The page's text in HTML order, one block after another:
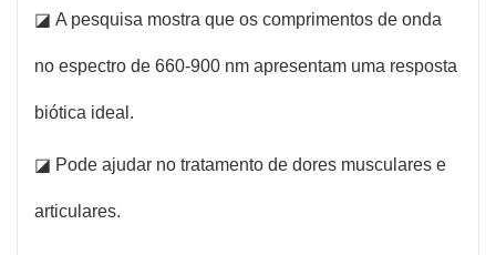
◪ A pesquisa mostra que os comprimentos de onda
no espectro de 660-900 nm apresentam uma resposta
biótica ideal.
◪ Pode ajudar no tratamento de dores musculares e
articulares.